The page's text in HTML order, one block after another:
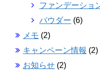
ファンデーショ
パウダー (6)
メモ (2)
キャンペーン情報 (2)
お知らせ (2)